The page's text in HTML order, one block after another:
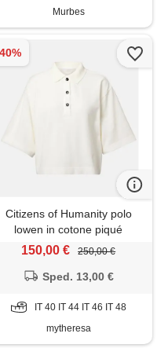
Murbes
Citizens of Humanity polo
lowen in cotone piqué
150,00 € 250,00 €
Sped. 13,00 €
IT 40 IT 44 IT 46 IT 48
mytheresa